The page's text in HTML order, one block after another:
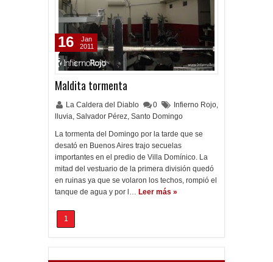
Maldita tormenta
La Caldera del Diablo 0 Infierno Rojo,
lluvia, Salvador Pérez, Santo Domingo
La tormenta del Domingo por la tarde que se
desató en Buenos Aires trajo secuelas
importantes en el predio de Villa Domínico. La
mitad del vestuario de la primera división quedó
en ruinas ya que se volaron los techos, rompió el
tanque de agua y por l… Leer más »
16
Jan
2011
1